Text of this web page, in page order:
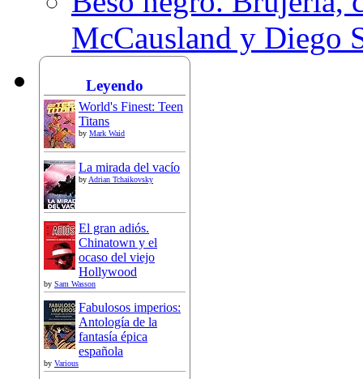
McCausland y Diego
Leyendo
World's Finest: Teen
Titans
by Mark Waid
La mirada del vacío
byAdrian Tchaikovsky
El gran adiós.
Chinatown y el
ocaso del viejo
Hollywood
by Sam Wasson
Fabulosos imperios:
Antología de la
fantasía épica
española
by Various